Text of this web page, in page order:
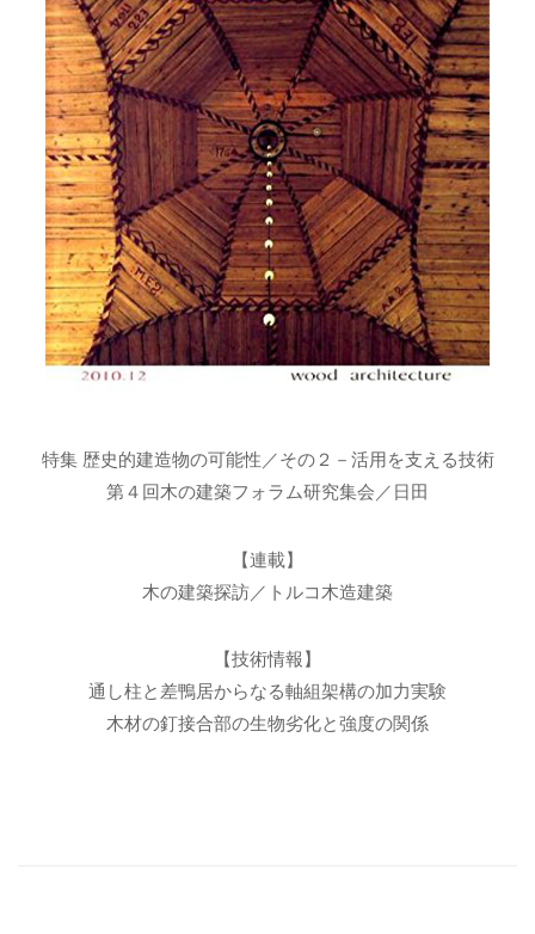
特集 歴史的建造物の可能性／その２－活用を支える技術
第４回木の建築フォラム研究集会／日田
【連載】
木の建築探訪／トルコ木造建築
【技術情報】
通し柱と差鴨居からなる軸組架構の加力実験
木材の釘接合部の生物劣化と強度の関係